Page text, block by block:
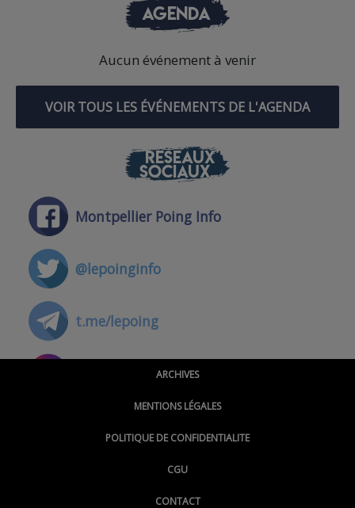
AGENDA
Aucun événement à venir
VOIR TOUS LES ÉVÉNEMENTS DE L'AGENDA
RÉSEAUX
SOCIAUX
Montpellier Poing Info
@lepoinginfo
t.me/lepoing
@montpellierpoinginfo
@LePoingMontpellier
ARCHIVES
MENTIONS LÉGALES
POLITIQUE DE CONFIDENTIALITE
CGU
CONTACT